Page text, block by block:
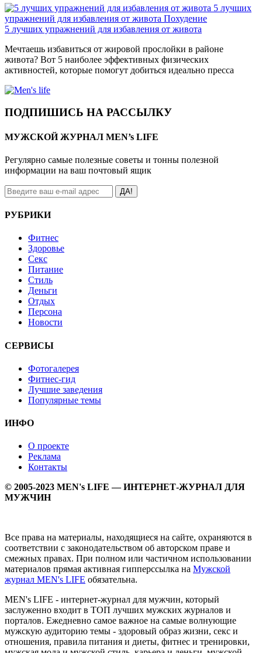
5 лучших
упражнений для избавления от живота Похудение
5 лучших упражнений для избавления от живота
Мечтаешь избавиться от жировой прослойки в районе
живота? Вот 5 наиболее эффективных физических
активностей, которые помогут добиться идеально пресса
ПОДПИШИСЬ НА РАССЫЛКУ
МУЖСКОЙ ЖУРНАЛ MEN’s LIFE
Регулярно самые полезные советы и тонны полезной
информации на ваш почтовый ящик
ДА!
РУБРИКИ
Фитнес
Здоровье
Секс
Питание
Стиль
Деньги
Отдых
Персона
Новости
СЕРВИСЫ
Фотогалерея
Фитнес-гид
Лучшие заведения
Популярные темы
ИНФО
О проекте
Реклама
Контакты
© 2005-2023 MEN's LIFE — ИНТЕРНЕТ-ЖУРНАЛ ДЛЯ
МУЖЧИН
Все права на материалы, находящиеся на сайте, охраняются в
соответствии с законодательством об авторском праве и
смежных правах. При полном или частичном использовании
материалов прямая активная гипперссылка на Мужской
журнал MEN's LIFE обязательна.
MEN's LIFE - интернет-журнал для мужчин, который
заслуженно входит в ТОП лучших мужских журналов и
порталов. Ежедневно самое важное на самые волнующие
мужскую аудиторию темы - здоровый образ жизни, секс и
отношения, правила питания и диеты, фитнес и тренировки,